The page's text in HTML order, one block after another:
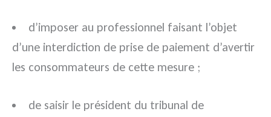
d’imposer au professionnel faisant l’objet
d’une interdiction de prise de paiement d’avertir
les consommateurs de cette mesure ;
de saisir le président du tribunal de